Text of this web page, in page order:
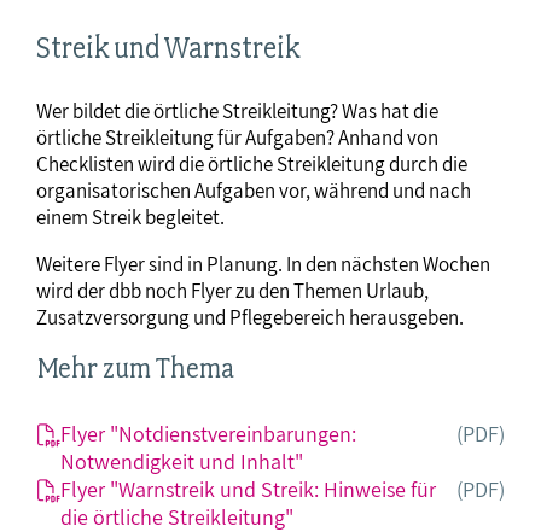
Streik und Warnstreik
Wer bildet die örtliche Streikleitung? Was hat die
örtliche Streikleitung für Aufgaben? Anhand von
Checklisten wird die örtliche Streikleitung durch die
organisatorischen Aufgaben vor, während und nach
einem Streik begleitet.
Weitere Flyer sind in Planung. In den nächsten Wochen
wird der dbb noch Flyer zu den Themen Urlaub,
Zusatzversorgung und Pflegebereich herausgeben.
Mehr zum Thema
Flyer "Notdienstvereinbarungen:
Notwendigkeit und Inhalt"
(PDF)
Flyer "Warnstreik und Streik: Hinweise für
die örtliche Streikleitung"
(PDF)